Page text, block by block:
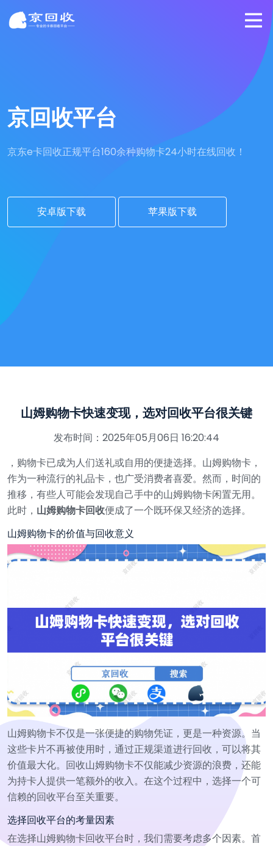
京回收平台
京东e卡回收正规平台160余种购物卡24小时在线回收！
安卓版下载 苹果版下载
山姆购物卡快速变现，选对回收平台很关键
发布时间：2025年05月06日 16:20:44
，购物卡已成为人们送礼或自用的便捷选择。山姆购物卡，
作为一种流行的礼品卡，也广受消费者喜爱。然而，时间的
推移，有些人可能会发现自己手中的山姆购物卡闲置无用。
此时， 山姆购物卡回收便成了一个既环保又经济的选择。
山姆购物卡的价值与回收意义
山姆购物卡不仅是一张便捷的购物凭证，更是一种资源。当
这些卡片不再被使用时，通过正规渠道进行回收，可以将其
价值最大化。回收山姆购物卡不仅能减少资源的浪费，还能
为持卡人提供一笔额外的收入。在这个过程中，选择一个可
信赖的回收平台至关重要。
选择回收平台的考量因素
在选择山姆购物卡回收平台时，我们需要考虑多个因素。首